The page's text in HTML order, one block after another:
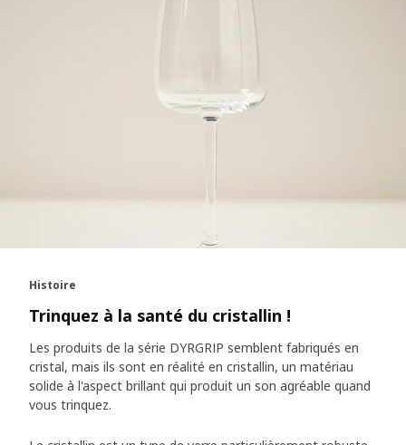
Histoire
Trinquez à la santé du cristallin !
Les produits de la série DYRGRIP semblent fabriqués en
cristal, mais ils sont en réalité en cristallin, un matériau
solide à l'aspect brillant qui produit un son agréable quand
vous trinquez.